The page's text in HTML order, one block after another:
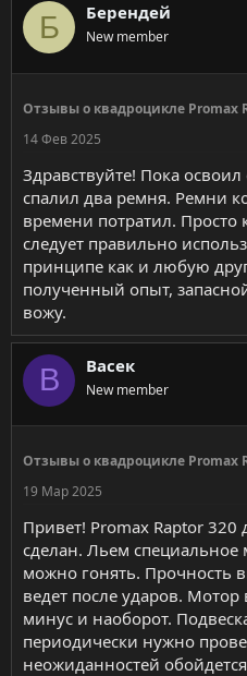
Б Берендей
New member
Отзывы о квадроцикле Promax
14 Фев 2025
Здравствуйте! Пока
спалил два ремня. Ремни
времени потратил.
следует правильно
принципе как и любую
полученный опыт,
вожу.
В Васек
New member
Отзывы о квадроцикле Promax
19 Мар 2025
Привет! Promax Raptor 320
сделан. Льем
можно гонять. Прочность
ведет после ударов. Мотор
минус и наоборот.
периодически нужно
неожиданностей